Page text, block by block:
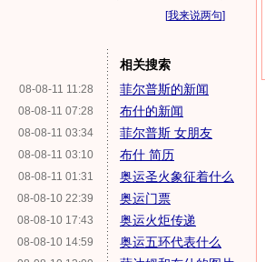
[我来说两句]
08-08-11 11:28
08-08-11 07:28
08-08-11 03:34
08-08-11 03:10
08-08-11 01:31
08-08-10 22:39
08-08-10 17:43
08-08-10 14:59
相关搜索
菲尔普斯的新闻
布什的新闻
菲尔普斯 女朋友
布什 简历
奥运圣火象征着什么
奥运门票
奥运火炬传递
奥运五环代表什么